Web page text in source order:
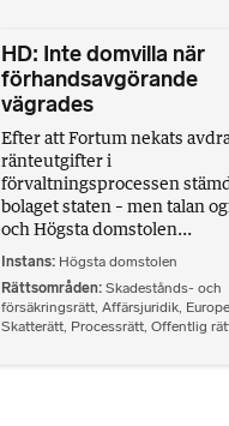
HD: Inte domvilla när
förhandsavgörande
vägrades
Efter att Fortum nekats
ränteutgifter i
förvaltningsprocessen
bolaget staten – men talan
och Högsta domstolen...
Instans Högsta domstolen
Rättsområden Skadestånds- och
försäkringsrätt, Affärsjuridik,
Skatterätt, Processrätt, Offentlig